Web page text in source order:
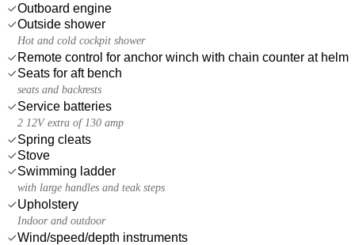
Outboard engine
Outside shower
Hot and cold cockpit shower
Remote control for anchor winch with chain counter at helm
Seats for aft bench
seats and backrests
Service batteries
2 12V extra of 130 amp
Spring cleats
Stove
Swimming ladder
with large handles and teak steps
Upholstery
Indoor and outdoor
Wind/speed/depth instruments